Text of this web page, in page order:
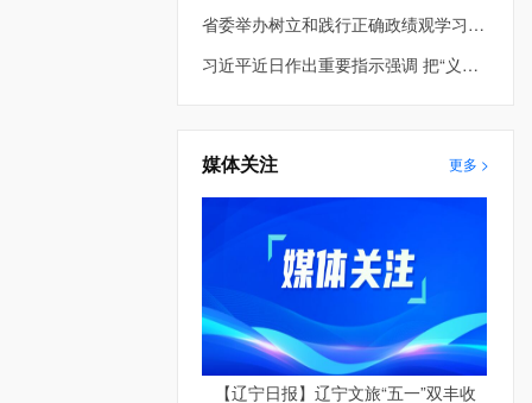
省委举办树立和践行正确政绩观学习教育第2期读书班暨省委理论学习中心组专题学习会 车俊到会指导 许昆林主持并讲话
习近平近日作出重要指示强调 把“义乌发展经验”进一步总结好运用好 探索走出符合各自实际的高质量发展之路
媒体关注 更多 >
【辽宁日报】辽宁文旅“五一”双丰收